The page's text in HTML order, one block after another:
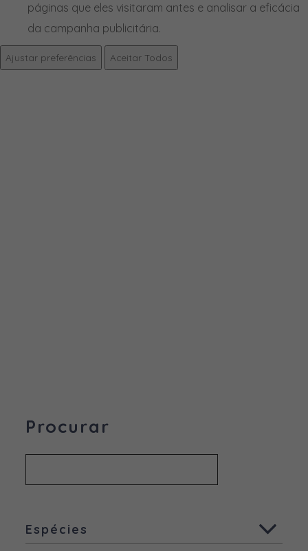
páginas que eles visitaram antes e analisar a eficácia
da campanha publicitária.
Ajustar preferências Aceitar Todos
Procurar
Espécies